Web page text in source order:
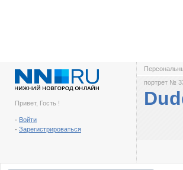
Привет, Гость !
- Войти
- Зарегистрироваться
портрет №